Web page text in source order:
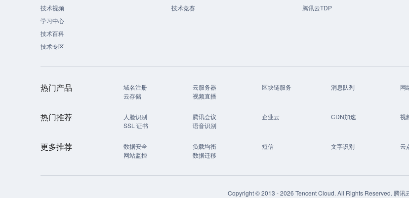
技术视频
学习中心
技术百科
技术专区
技术竞赛
腾讯云TDP
热门产品 域名注册 云服务器 区块链服务 消息队列 网
云存储
视频直播
热门推荐 人脸识别 腾讯会议 企业云 CDN加速 视
SSL 证书
语音识别
更多推荐 数据安全 负载均衡 短信 文字识别 云
网站监控
数据迁移
Copyright © 2013 -2026 Tencent Cloud. All Rights Reserved. 腾讯